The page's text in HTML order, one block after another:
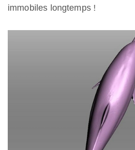
immobiles longtemps !